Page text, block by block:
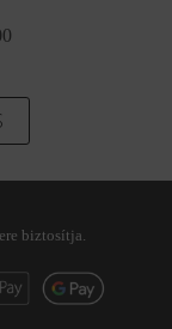
biztosítja.